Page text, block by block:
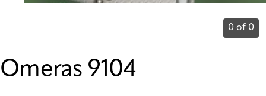
0 of 0
Omeras 9104